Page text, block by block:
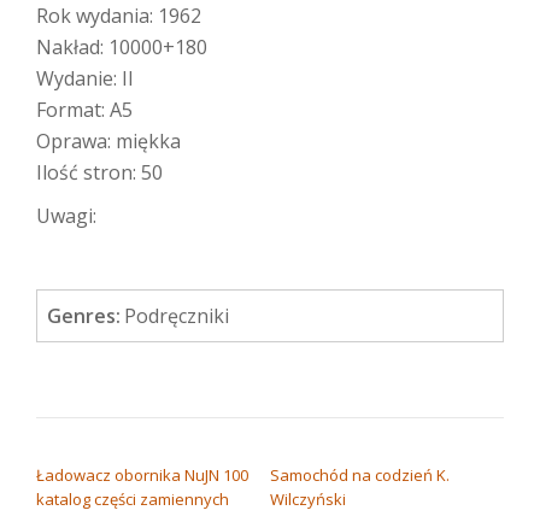
Rok wydania: 1962
Nakład: 10000+180
Wydanie: II
Format: A5
Oprawa: miękka
Ilość stron: 50
Uwagi:
Genres: Podręczniki
Ładowacz obornika NuJN 100
katalog części zamiennych
Samochód na codzień K.
Wilczyński